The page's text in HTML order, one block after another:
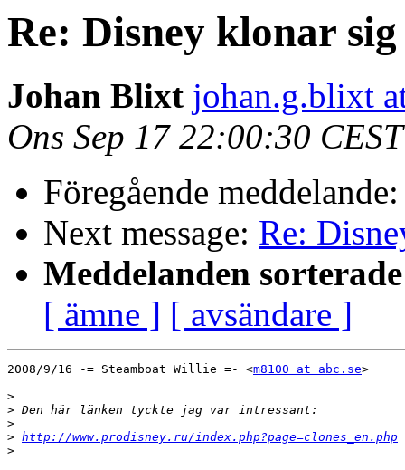
Re: Disney klonar
Johan Blixt johan.g.blixt
Ons Sep 17 22:00:30
Föregående
Next message: Re:
Meddelanden
[ ämne ] [ avsändare ]
2008/9/16 -= Steamboat Willie =- <m8100 at abc.se>
>
>
>
> http://www.prodisney.ru/index.php?page=clones_en.php
>